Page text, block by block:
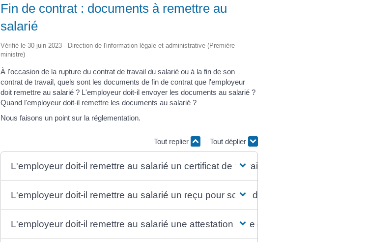
Fin de contrat : documents à remettre au
salarié
Vérifié le 30 juin 2023 - Direction de l'information légale et administrative (Première
ministre)
À l'occasion de la rupture du contrat de travail du salarié ou à la fin de son
contrat de travail, quels sont les documents de fin de contrat que l'employeur
doit remettre au salarié ? L'employeur doit-il envoyer les documents au salarié ?
Quand l'employeur doit-il remettre les documents au salarié ?
Nous faisons un point sur la réglementation.
Tout replier Tout déplier
L'employeur doit-il remettre au salarié un certificat de travail à la fin de son contrat
L'employeur doit-il remettre au salarié un reçu pour solde de tout compte à la fin de
L'employeur doit-il remettre au salarié une attestation Pôle emploi (ex-attestation